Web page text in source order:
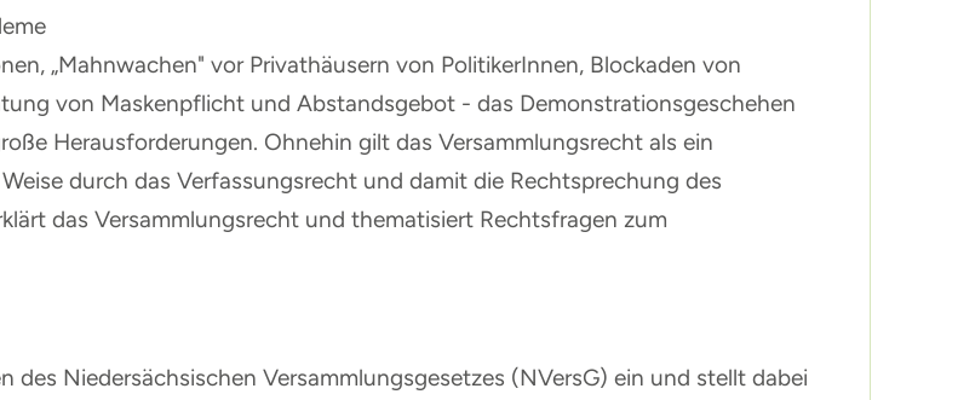
„Mahnwachen" vor Privathäusern von PolitikerInnen, Blockaden von
von Maskenpflicht und Abstandsgebot - das Demonstrationsgeschehen
Herausforderungen. Ohnehin gilt das Versammlungsrecht als ein
durch das Verfassungsrecht und damit die Rechtsprechung des
das Versammlungsrecht und thematisiert Rechtsfragen zum
des Niedersächsischen Versammlungsgesetzes (NVersG) ein und stellt dabei